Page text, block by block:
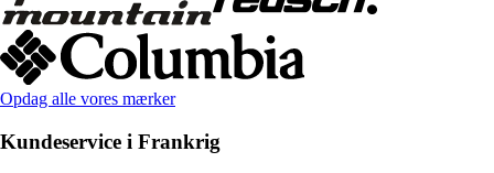
Opdag alle vores mærker
Kundeservice i Frankrig